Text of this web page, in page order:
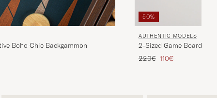
Boho Chic Backgammon
50%
AUTHENTIC MODELS
2-Sized Game Board
Tavallinen hinta
220€ Alennettu hinta
110€